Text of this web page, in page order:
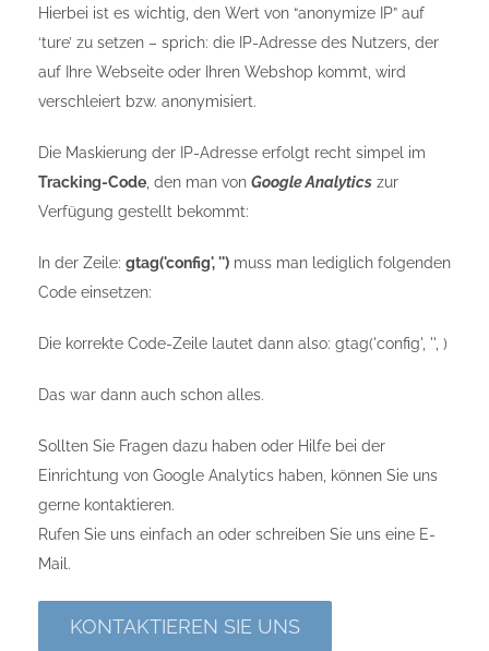
Hierbei ist es wichtig, den Wert von “anonymize IP” auf
‘ture’ zu setzen – sprich: die IP-Adresse des Nutzers, der
auf Ihre Webseite oder Ihren Webshop kommt, wird
verschleiert bzw. anonymisiert.
Die Maskierung der IP-Adresse erfolgt recht simpel im
Tracking-Code , den man von Google Analytics zur
Verfügung gestellt bekommt:
In der Zeile: gtag('config', '') muss man lediglich folgenden
Code einsetzen:
Die korrekte Code-Zeile lautet dann also: gtag('config', '', )
Das war dann auch schon alles.
Sollten Sie Fragen dazu haben oder Hilfe bei der
Einrichtung von Google Analytics haben, können Sie uns
gerne kontaktieren.
Rufen Sie uns einfach an oder schreiben Sie uns eine E-
Mail.
KONTAKTIEREN SIE UNS